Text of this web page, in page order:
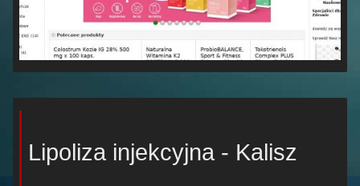
Lipoliza injekcyjna - Kalisz